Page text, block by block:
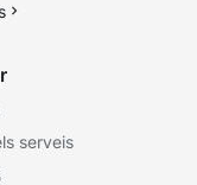
serveis